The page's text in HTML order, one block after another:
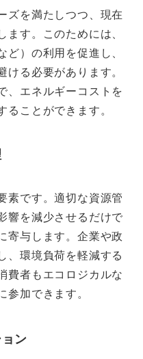
ズを満たしつつ、現在
す。このためには、
）の利用を促進し、
る必要があります。
、エネルギーコストを
ことができます。
素です。適切な資源管
響を減少させるだけで
寄与します。企業や政
、環境負荷を軽減する
費者もエコロジカルな
加できます。
ン